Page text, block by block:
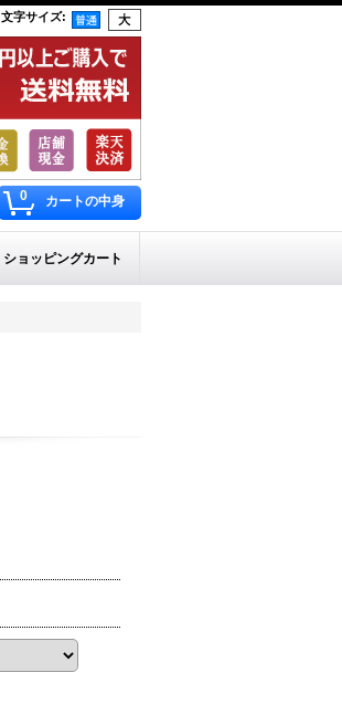
文字サイズ:
0 カートの中身
ショッピングカート